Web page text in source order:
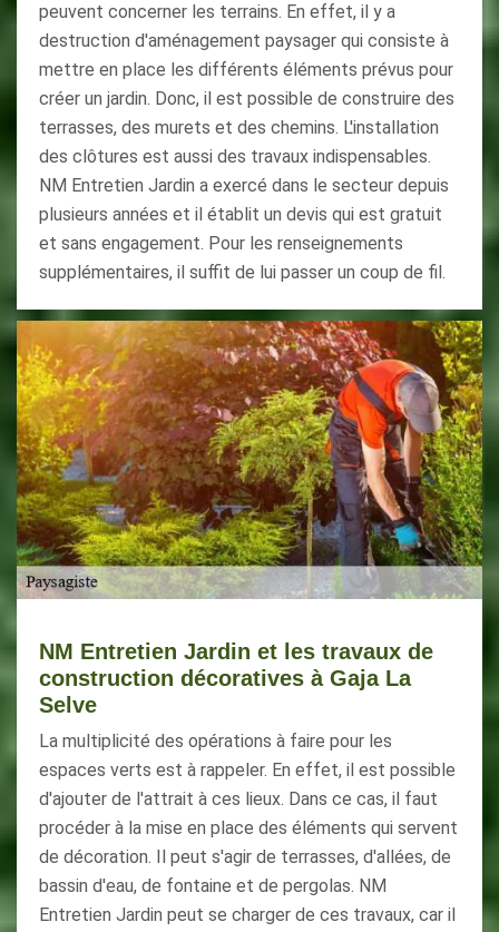
peuvent concerner les terrains. En effet, il y a
destruction d'aménagement paysager qui consiste à
mettre en place les différents éléments prévus pour
créer un jardin. Donc, il est possible de construire des
terrasses, des murets et des chemins. L'installation
des clôtures est aussi des travaux indispensables.
NM Entretien Jardin a exercé dans le secteur depuis
plusieurs années et il établit un devis qui est gratuit
et sans engagement. Pour les renseignements
supplémentaires, il suffit de lui passer un coup de fil.
NM Entretien Jardin et les travaux de
construction décoratives à Gaja La
Selve
La multiplicité des opérations à faire pour les
espaces verts est à rappeler. En effet, il est possible
d'ajouter de l'attrait à ces lieux. Dans ce cas, il faut
procéder à la mise en place des éléments qui servent
de décoration. Il peut s'agir de terrasses, d'allées, de
bassin d'eau, de fontaine et de pergolas. NM
Entretien Jardin peut se charger de ces travaux, car il